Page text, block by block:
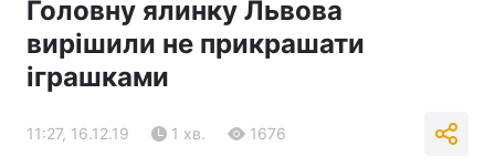
Головну ялинку Львова
вирішили не прикрашати
іграшками
11:27, 16.12.19 1 хв. 1676